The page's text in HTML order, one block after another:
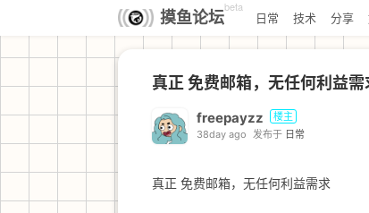
摸鱼论坛
beta
日常 技术 分享
真正 免费邮箱，无任何利益需
freepayzz
楼主
38day ago
发布于 日常
真正 免费邮箱，无任何利益需求